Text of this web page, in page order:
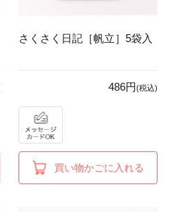
さくさく日記［帆立］5袋入
486円(税込)
買い物かごに入れる